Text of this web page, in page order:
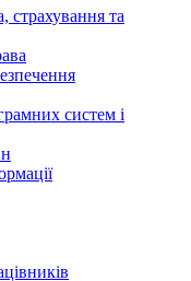
страхування та
систем і